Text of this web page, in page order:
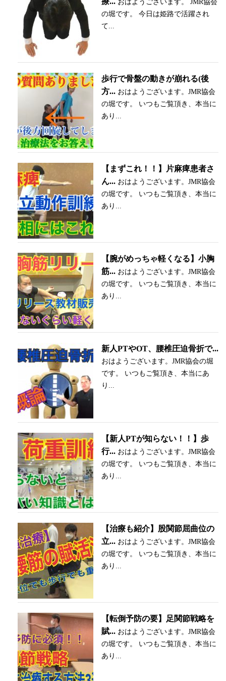
おはようございます。 JMR協会
の堀です。 今日は姫路で活躍され
て...
歩行で骨盤の動きが崩れる(後
方... おはようございます。JMR協会
の堀です。 いつもご覧頂き、本当に
あり...
【まずこれ！！】片麻痺患者さ
ん... おはようございます。JMR協会
の堀です。 いつもご覧頂き、本当に
あり...
【腕がめっちゃ軽くなる】小胸
筋... おはようございます。JMR協会
の堀です。 いつもご覧頂き、本当に
あり...
新人PTやOT、腰椎圧迫骨折で...
おはようございます。JMR協会の堀
です。 いつもご覧頂き、本当にあ
り...
【新人PTが知らない！！】歩
行... おはようございます。JMR協会
の堀です。 いつもご覧頂き、本当に
あり...
【治療も紹介】股関節屈曲位の
立... おはようございます。JMR協会
の堀です。 いつもご覧頂き、本当に
あり...
【転倒予防の要】足関節戦略を
賦... おはようございます。JMR協会
の堀です。 いつもご覧頂き、本当に
あり...